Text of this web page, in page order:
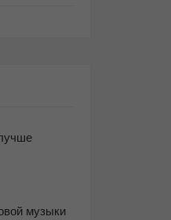
музыки